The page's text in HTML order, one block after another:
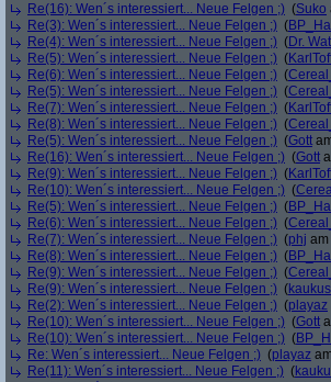
Re(16): Wen´s interessiert... Neue Felgen ;) (Suko
Re(3): Wen´s interessiert... Neue Felgen ;) (
Re(4): Wen´s interessiert... Neue Felgen ;) (Dr.
Re(5): Wen´s interessiert... Neue Felgen ;) (
Re(6): Wen´s interessiert... Neue Felgen ;) (
Re(5): Wen´s interessiert... Neue Felgen ;) (
Re(7): Wen´s interessiert... Neue Felgen ;) (
Re(8): Wen´s interessiert... Neue Felgen ;) (
Re(5): Wen´s interessiert... Neue Felgen ;) (Gott
Re(16): Wen´s interessiert... Neue Felgen ;) (Gott
Re(9): Wen´s interessiert... Neue Felgen ;) (
Re(10): Wen´s interessiert... Neue Felgen ;) (
Re(5): Wen´s interessiert... Neue Felgen ;) (
Re(6): Wen´s interessiert... Neue Felgen ;) (
Re(7): Wen´s interessiert... Neue Felgen ;) (phj am
Re(8): Wen´s interessiert... Neue Felgen ;) (
Re(9): Wen´s interessiert... Neue Felgen ;) (
Re(9): Wen´s interessiert... Neue Felgen ;) (kaukus
Re(2): Wen´s interessiert... Neue Felgen ;) (playaz
Re(10): Wen´s interessiert... Neue Felgen ;) (Gott
Re(10): Wen´s interessiert... Neue Felgen ;) (
Re: Wen´s interessiert... Neue Felgen ;) (playaz
Re(11): Wen´s interessiert... Neue Felgen ;) (